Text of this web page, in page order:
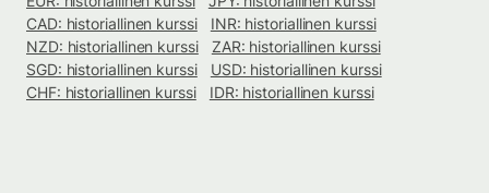
CAD: historiallinen kurssi
INR: historiallinen kurssi
NZD: historiallinen kurssi
ZAR: historiallinen kurssi
SGD: historiallinen kurssi
USD: historiallinen kurssi
CHF: historiallinen kurssi
IDR: historiallinen kurssi